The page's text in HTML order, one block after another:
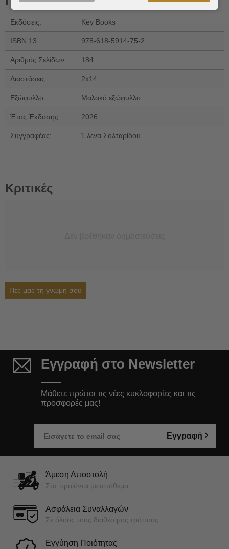
Εκδόσεις: Key Books
ISBN 13: 978-618-5914-75-2
Αριθμός Σελίδων: 184
Διαστάσεις: 2x14
Εξώφυλλο: Μαλακό εξώφυλλο
Έτος Έκδοσης: 2026
Συγγραφέας: Έλενα Σολταρίδου
Κριτικές
Πες μας τη γνώμη σου
Εγγραφή στο Newsletter
Μάθετε πρώτοι τις νέες κυκλοφορίες και τις
προσφορές μας!
Εγγραφή
Άμεση Αποστολή
Στα προϊόντα με απόθεμα
Ασφάλεια Συναλλαγών
Σε όλους τους διαθέσιμος τρόπους
Εγγύηση Ποιότητας